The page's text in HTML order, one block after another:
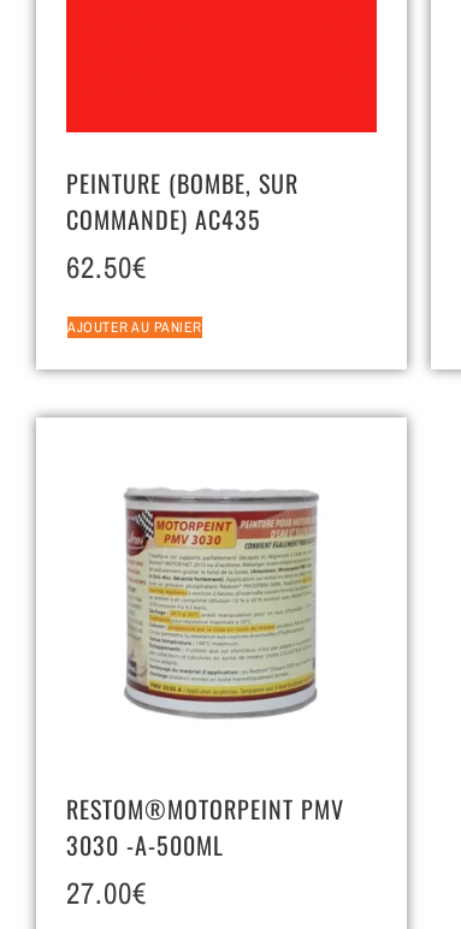
PEINTURE (BOMBE, SUR
COMMANDE) AC435
62.50€
AJOUTER AU PANIER
RESTOM®MOTORPEINT PMV
3030 -A-500ML
27.00€